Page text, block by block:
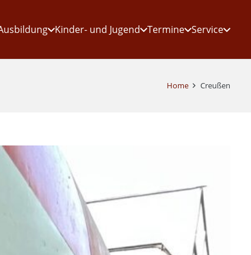
Kinder- und Jugend Termine Service
Home Creußen